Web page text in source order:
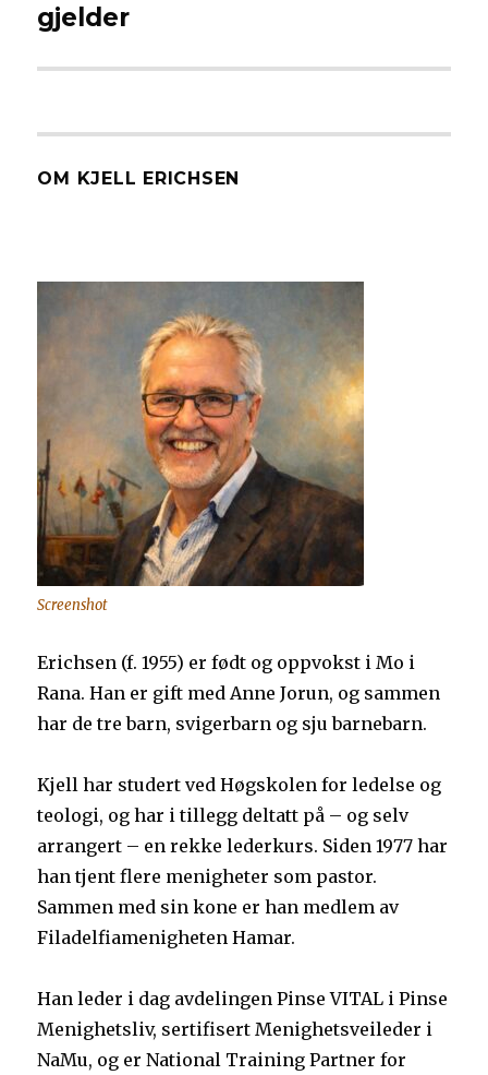
innlegg:
gjelder
OM KJELL ERICHSEN
Screenshot
Erichsen (f. 1955) er født og oppvokst i Mo i
Rana. Han er gift med Anne Jorun, og sammen
har de tre barn, svigerbarn og sju barnebarn.
Kjell har studert ved Høgskolen for ledelse og
teologi, og har i tillegg deltatt på – og selv
arrangert – en rekke lederkurs. Siden 1977 har
han tjent flere menigheter som pastor.
Sammen med sin kone er han medlem av
Filadelfiamenigheten Hamar.
Han leder i dag avdelingen Pinse VITAL i Pinse
Menighetsliv, sertifisert Menighetsveileder i
NaMu, og er National Training Partner for